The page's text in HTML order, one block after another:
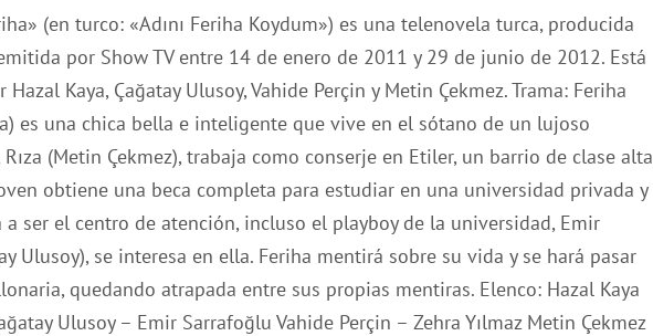
(en turco: «Adını Feriha Koydum») es una telenovela turca, producida
por Show TV entre 14 de enero de 2011 y 29 de junio de 2012. Está
Kaya, Çağatay Ulusoy, Vahide Perçin y Metin Çekmez. Trama: Feriha
es una chica bella e inteligente que vive en el sótano de un lujoso
(Metin Çekmez), trabaja como conserje en Etiler, un barrio de clase alta
obtiene una beca completa para estudiar en una universidad privada y
a ser el centro de atención, incluso el playboy de la universidad, Emir
Ulusoy), se interesa en ella. Feriha mentirá sobre su vida y se hará pasar
quedando atrapada entre sus propias mentiras. Elenco: Hazal Kaya
Ulusoy – Emir Sarrafoğlu Vahide Perçin – Zehra Yılmaz Metin Çekmez